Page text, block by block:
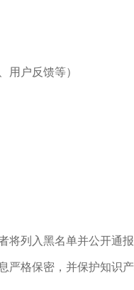
用户反馈等）
列入黑名单并公开通报
格保密，并保护知识产